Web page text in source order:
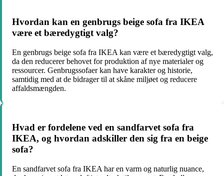
Hvordan kan en genbrugs beige sofa fra IKEA
være et bæredygtigt valg?
En genbrugs beige sofa fra IKEA kan være et bæredygtigt valg,
da den reducerer behovet for produktion af nye materialer og
ressourcer. Genbrugssofaer kan have karakter og historie,
samtidig med at de bidrager til at skåne miljøet og reducere
affaldsmængden.
Hvad er fordelene ved en sandfarvet sofa fra
IKEA, og hvordan adskiller den sig fra en beige
sofa?
En sandfarvet sofa fra IKEA har en varm og naturlig nuance,